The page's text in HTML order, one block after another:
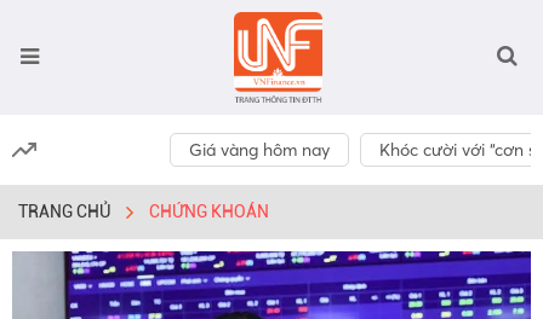
Giá vàng hôm nay Khóc cười với “cơn
TRANG CHỦ CHỨNG KHOÁN